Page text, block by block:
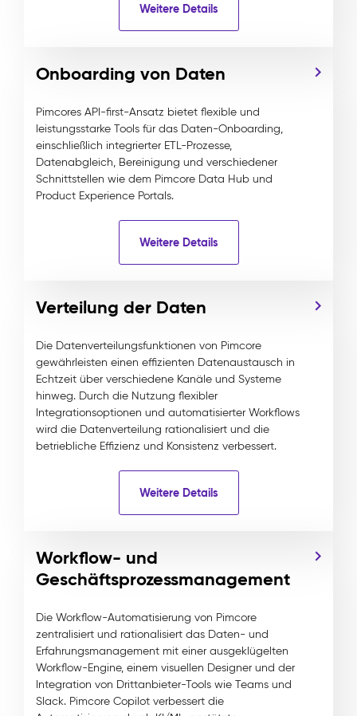
Weitere Details
Onboarding von Daten
Pimcores API-first-Ansatz bietet flexible und
leistungsstarke Tools für das Daten-Onboarding,
einschließlich integrierter ETL-Prozesse,
Datenabgleich, Bereinigung und verschiedener
Schnittstellen wie dem Pimcore Data Hub und
Product Experience Portals.
Weitere Details
Verteilung der Daten
Die Datenverteilungsfunktionen von Pimcore
gewährleisten einen effizienten Datenaustausch in
Echtzeit über verschiedene Kanäle und Systeme
hinweg. Durch die Nutzung flexibler
Integrationsoptionen und automatisierter Workflows
wird die Datenverteilung rationalisiert und die
betriebliche Effizienz und Konsistenz verbessert.
Weitere Details
Workflow- und
Geschäftsprozessmanagement
Die Workflow-Automatisierung von Pimcore
zentralisiert und rationalisiert das Daten- und
Erfahrungsmanagement mit einer ausgeklügelten
Workflow-Engine, einem visuellen Designer und der
Integration von Drittanbieter-Tools wie Teams und
Slack. Pimcore Copilot verbessert die